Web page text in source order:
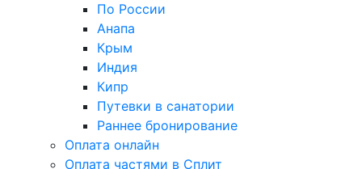
По России
Анапа
Крым
Индия
Кипр
Путевки в санатории
Раннее бронирование
Оплата онлайн
Оплата частями в Сплит